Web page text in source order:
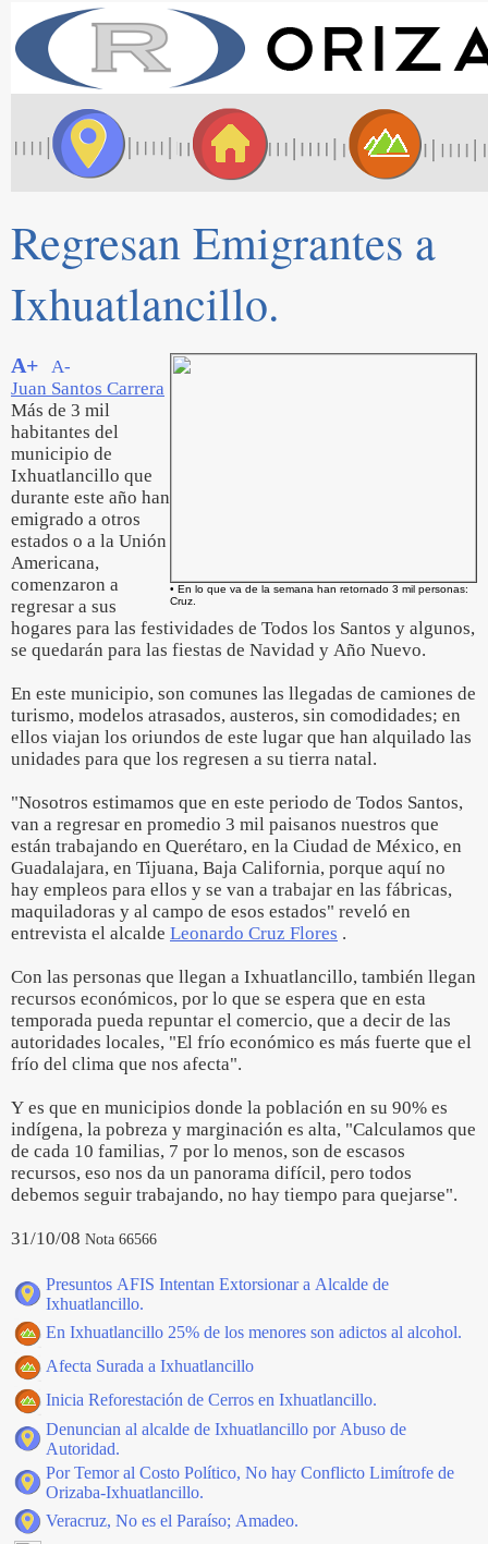
Regresan Emigrantes a
Ixhuatlancillo.
• En lo que va de la semana han retornado 3 mil personas:
Cruz.
A+
A-
Juan Santos Carrera
Más de 3 mil
habitantes del
municipio de
Ixhuatlancillo que
durante este año han
emigrado a otros
estados o a la Unión
Americana,
comenzaron a
regresar a sus
hogares para las festividades de Todos los Santos y algunos,
se quedarán para las fiestas de Navidad y Año Nuevo.
En este municipio, son comunes las llegadas de camiones de
turismo, modelos atrasados, austeros, sin comodidades; en
ellos viajan los oriundos de este lugar que han alquilado las
unidades para que los regresen a su tierra natal.
"Nosotros estimamos que en este periodo de Todos Santos,
van a regresar en promedio 3 mil paisanos nuestros que
están trabajando en Querétaro, en la Ciudad de México, en
Guadalajara, en Tijuana, Baja California, porque aquí no
hay empleos para ellos y se van a trabajar en las fábricas,
maquiladoras y al campo de esos estados" reveló en
entrevista el alcalde Leonardo Cruz Flores .
Con las personas que llegan a Ixhuatlancillo, también llegan
recursos económicos, por lo que se espera que en esta
temporada pueda repuntar el comercio, que a decir de las
autoridades locales, "El frío económico es más fuerte que el
frío del clima que nos afecta".
Y es que en municipios donde la población en su 90% es
indígena, la pobreza y marginación es alta, "Calculamos que
de cada 10 familias, 7 por lo menos, son de escasos
recursos, eso nos da un panorama difícil, pero todos
debemos seguir trabajando, no hay tiempo para quejarse".
31/10/08 Nota 66566
Presuntos AFIS Intentan Extorsionar a Alcalde de
Ixhuatlancillo.
En Ixhuatlancillo 25% de los menores son adictos al alcohol.
Afecta Surada a Ixhuatlancillo
Inicia Reforestación de Cerros en Ixhuatlancillo.
Denuncian al alcalde de Ixhuatlancillo por Abuso de
Autoridad.
Por Temor al Costo Político, No hay Conflicto Limítrofe de
Orizaba-Ixhuatlancillo.
Veracruz, No es el Paraíso; Amadeo.